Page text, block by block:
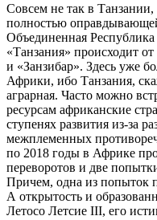
Совсем не так в Танзании,
полностью
Объединенная
«Танзания» происходит
и «Занзибар». Здесь уже
Африки, ибо Танзания,
аграрная. Часто можно
ресурсам африканские
ступенях развития из-за
межплеменных
по 2018 годы в Африке
переворотов и две
Причем, одна из попыток
А открытость и
Летосо Летсие III, его